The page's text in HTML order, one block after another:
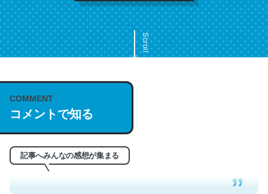
Scroll
COMMENT
コメントで知る
記事へみんなの感想が集まる
これは名文。彼はとてもクレバーなんだろうなと凄く思
う。英語少しでも読める人は原文もお勧め。自分はこの流
れ好き。Let’s Fucking Go. Then Covid hit. Shit.
─今のこの状況が信じられるかい？ by ラーズ・ヌートバー